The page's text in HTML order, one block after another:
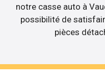
notre casse auto à
possibilité de
pièces